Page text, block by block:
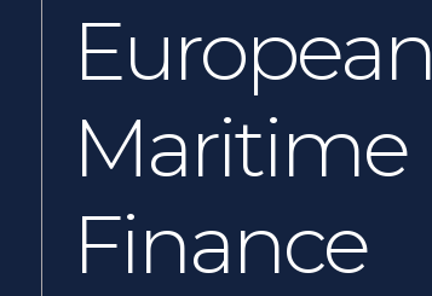
European
Maritime
Finance